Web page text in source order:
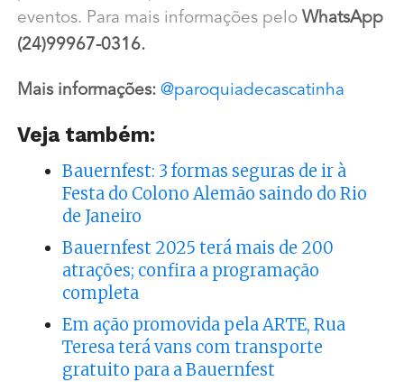
eventos. Para mais informações pelo WhatsApp
(24)99967-0316.
Mais informações: @paroquiadecascatinha
Veja também:
Bauernfest: 3 formas seguras de ir à
Festa do Colono Alemão saindo do Rio
de Janeiro
Bauernfest 2025 terá mais de 200
atrações; confira a programação
completa
Em ação promovida pela ARTE, Rua
Teresa terá vans com transporte
gratuito para a Bauernfest